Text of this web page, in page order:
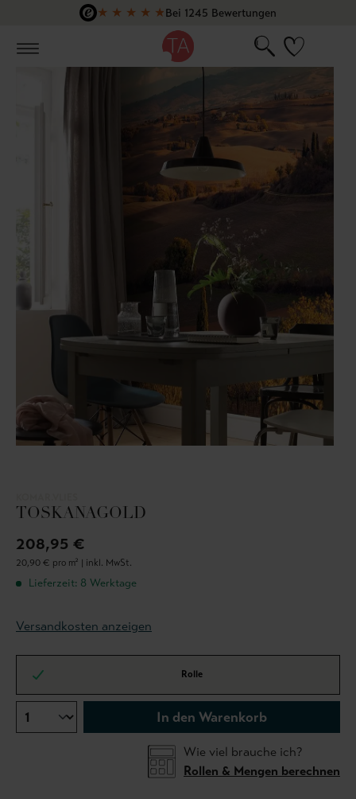
Zum Hauptinhalt springen
★ ★ ★ ★ ★Bei 1245 Bewertungen
TOSKANAGOLD
208,95 €
20,90 € pro m² | inkl. MwSt.
Lieferzeit: 8 Werktage
Versandkosten anzeigen
Rolle
In den Warenkorb
Wie viel brauche ich?
Rollen & Mengen berechnen